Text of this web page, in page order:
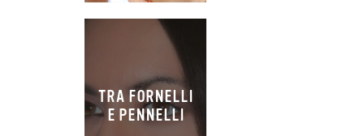
TRA FORNELLI
E PENNELLI